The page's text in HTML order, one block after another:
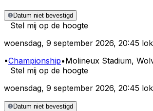
Datum niet bevestigd
Stel mij op de hoogte
woensdag, 9 september 2026, 20:45
•Championship•Molineux Stadium,
Stel mij op de hoogte
woensdag, 9 september 2026, 20:45
Datum niet bevestigd